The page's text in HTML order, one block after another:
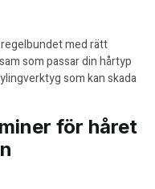
med rätt
som passar din hårtyp
som kan skada
för håret